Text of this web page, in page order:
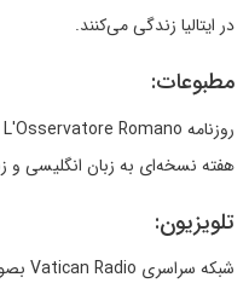
در ایتالیا زندگی می‌کنند.
مطبوعات:
هفته نسخه‌‎ای به زبان انگلیسی و زبان‌های بین المللی دیگر چاپ می‌کند.
تلویزیون: